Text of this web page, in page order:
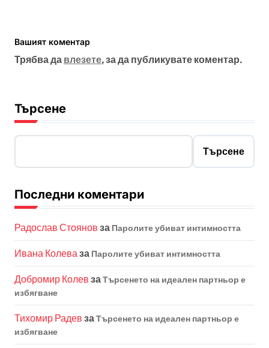
Вашият коментар
Трябва да влезете, за да публикувате коментар.
Търсене
Търсене
Последни коментари
Радослав Стоянов за Паролите убиват интимността
Ивана Колева за Паролите убиват интимността
Добромир Колев заТърсенето на идеален партньор е
избягване
Тихомир Радев заТърсенето на идеален партньор е
избягване